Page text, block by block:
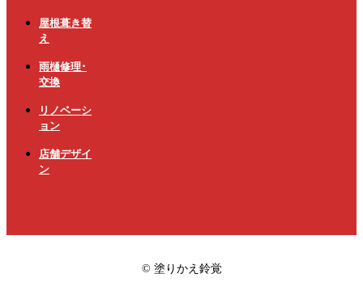
屋根葺き替
え
雨樋修理･
交換
リノベーシ
ョン
店舗デザイ
ン
© 塗りかえ鈴覚